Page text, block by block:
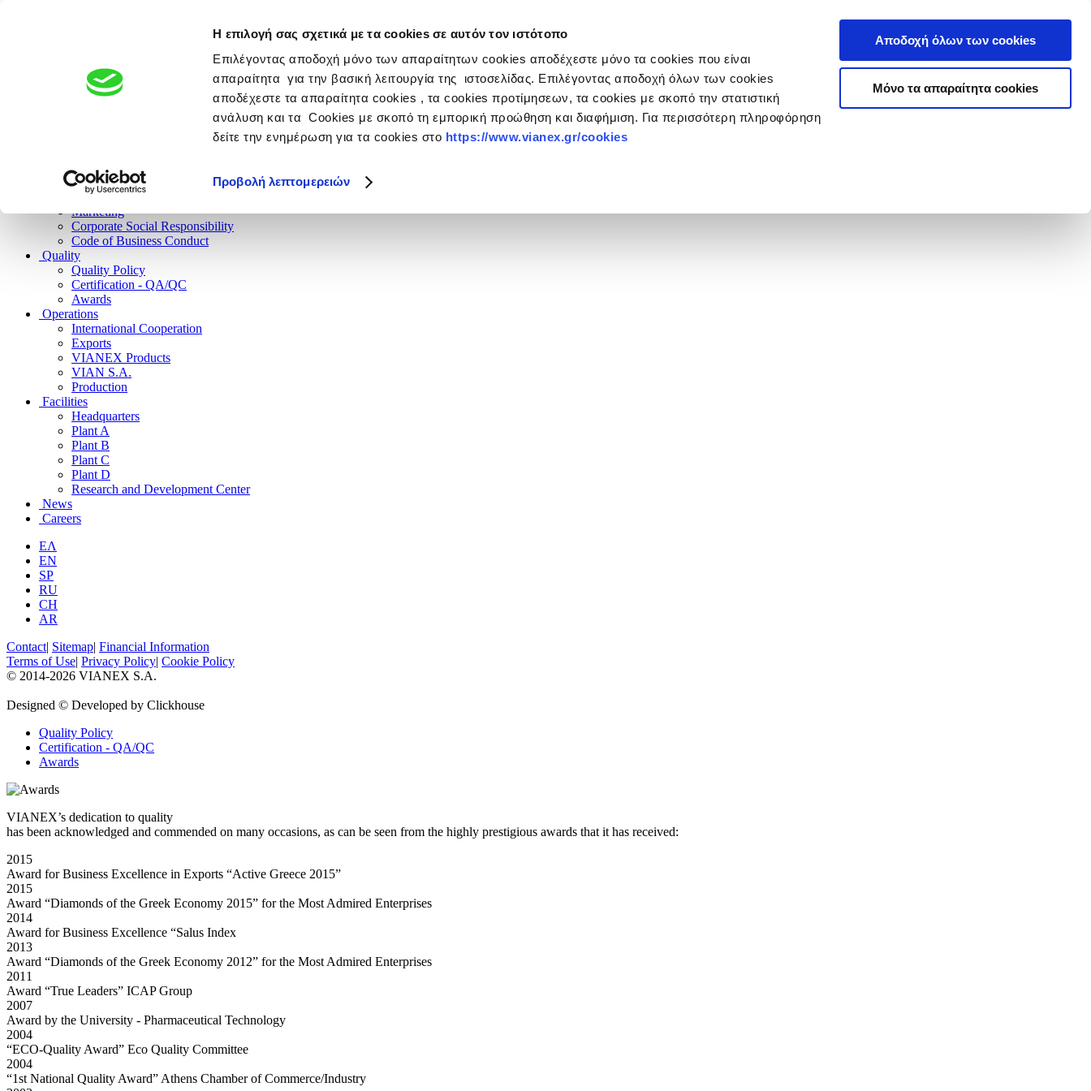
Η επιλογή σας σχετικά με τα cookies σε αυτόν τον ιστότοπο
Επιλέγοντας αποδοχή μόνο των απαραίτητων cookies αποδέχεστε μόνο τα cookies που είναι
απαραίτητα για την βασική λειτουργία της ιστοσελίδας. Επιλέγοντας αποδοχή όλων των cookies
αποδέχεστε τα απαραίτητα cookies , τα cookies προτίμησεων, τα cookies με σκοπό την στατιστική
ανάλυση και τα Cookies με σκοπό τη εμπορική προώθηση και διαφήμιση. Για περισσότερη πληροφόρηση
δείτε την ενημέρωση για τα cookies στο https://www.vianex.gr/cookies
Προβολή λεπτομερειών
Αποδοχή όλων των cookies
Μόνο τα απαραίτητα cookies
Member of the Giannakopoulos Group
Company Culture
Research
Human Resources
Marketing
Corporate Social Responsibility
Code of Business Conduct
Quality
Quality Policy
Certification - QA/QC
Awards
Operations
International Cooperation
Exports
VIANEX Products
VIAN S.A.
Production
Facilities
Headquarters
Plant A
Plant B
Plant C
Plant D
Research and Development Center
News
Careers
ΕΛ
EN
SP
RU
CH
AR
Contact| Sitemap| Financial Information
Terms of Use| Privacy Policy| Cookie Policy
© 2014-2026 VIANEX S.A.
Designed © Developed by Clickhouse
Quality Policy
Certification - QA/QC
Awards
VIANEX’s dedication to quality
has been acknowledged and commended on many occasions, as can be seen from the highly prestigious awards that it has received:
2015
Award for Business Excellence in Exports “Active Greece 2015”
2015
Award “Diamonds of the Greek Economy 2015” for the Most Admired Enterprises
2014
Award for Business Excellence “Salus Index
2013
Award “Diamonds of the Greek Economy 2012” for the Most Admired Enterprises
2011
Award “True Leaders” ICAP Group
2007
Award by the University - Pharmaceutical Technology
2004
“ECO-Quality Award” Eco Quality Committee
2004
“1st National Quality Award” Athens Chamber of Commerce/Industry